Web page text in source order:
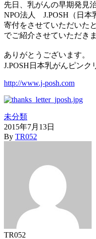
先日、乳がんの早期発見
NPO法人 J.POSH（日本
寄付をさせていただいた
でご紹介させていただきま
ありがとうございます。
J.POSH日本乳がんピンク
http://www.j-posh.com
未分類
2015年7月13日
By TR052
TR052